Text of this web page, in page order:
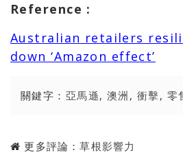
Reference :
Australian retailers
down ‘Amazon effect’
關鍵字： 亞馬遜, 澳洲 , 衝擊, 零
更多評論：草根影響力